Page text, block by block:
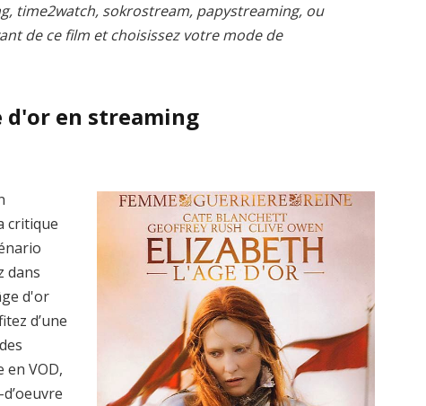
time2watch, sokrostream, papystreaming, ou
de ce film et choisissez votre mode de
d'or en streaming
critique
dans
d'or
d’une
en VOD,